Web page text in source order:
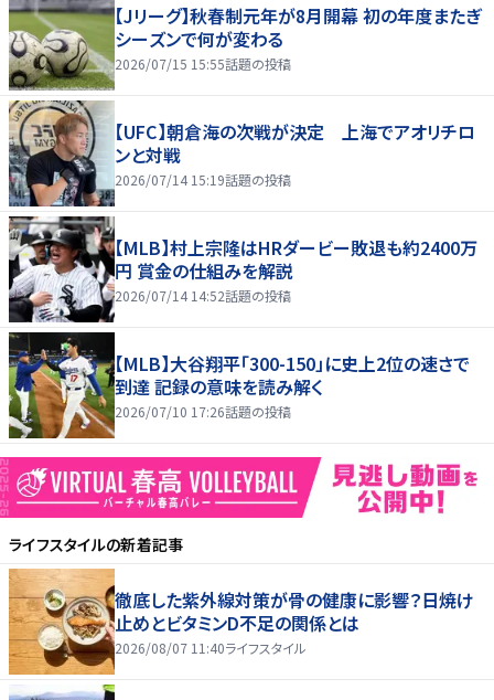
【Jリーグ】秋春制元年が8月開幕 初の年度またぎ
シーズンで何が変わる
2026/07/15 15:55話題の投稿
【UFC】朝倉海の次戦が決定 上海でアオリチロ
ンと対戦
2026/07/14 15:19話題の投稿
【MLB】村上宗隆はHRダービー敗退も約2400万
円 賞金の仕組みを解説
2026/07/14 14:52話題の投稿
【MLB】大谷翔平「300-150」に史上2位の速さで
到達 記録の意味を読み解く
2026/07/10 17:26話題の投稿
ライフスタイルの新着記事
徹底した紫外線対策が骨の健康に影響？日焼け
止めとビタミンD不足の関係とは
2026/08/07 11:40ライフスタイル